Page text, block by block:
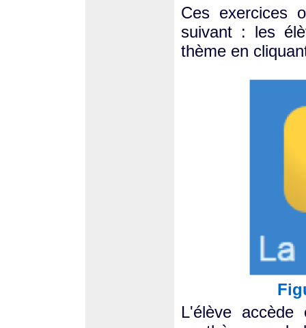
Ces exercices
suivant : les
thème en
L'élève